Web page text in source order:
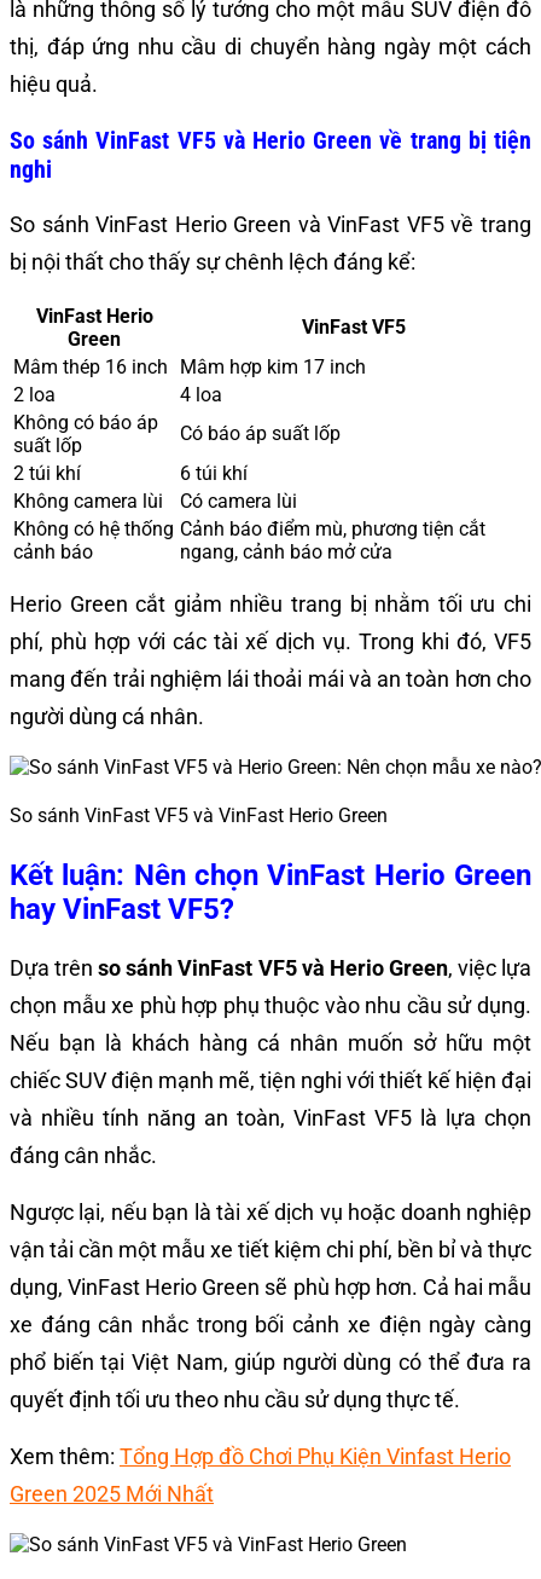
là những thông số lý tưởng cho một mẫu SUV điện đô
thị, đáp ứng nhu cầu di chuyển hàng ngày một cách
hiệu quả.
So sánh VinFast VF5 và Herio Green về trang bị tiện
nghi
So sánh VinFast Herio Green và VinFast VF5 về trang
bị nội thất cho thấy sự chênh lệch đáng kể:
VinFast Herio
Green
VinFast VF5
Mâm thép 16 inch
Mâm hợp kim 17 inch
2 loa
4 loa
Không có báo áp
suất lốp
Có báo áp suất lốp
2 túi khí
6 túi khí
Không camera lùi
Có camera lùi
Không có hệ thống
cảnh báo
Cảnh báo điểm mù, phương tiện cắt
ngang, cảnh báo mở cửa
Herio Green cắt giảm nhiều trang bị nhằm tối ưu chi
phí, phù hợp với các tài xế dịch vụ. Trong khi đó, VF5
mang đến trải nghiệm lái thoải mái và an toàn hơn cho
người dùng cá nhân.
So sánh VinFast VF5 và VinFast Herio Green
Kết luận: Nên chọn VinFast Herio Green
hay VinFast VF5?
Dựa trênso sánh VinFast VF5 và Herio Green, việc lựa
chọn mẫu xe phù hợp phụ thuộc vào nhu cầu sử dụng.
Nếu bạn là khách hàng cá nhân muốn sở hữu một
chiếc SUV điện mạnh mẽ, tiện nghi với thiết kế hiện đại
và nhiều tính năng an toàn, VinFast VF5 là lựa chọn
đáng cân nhắc.
Ngược lại, nếu bạn là tài xế dịch vụ hoặc doanh nghiệp
vận tải cần một mẫu xe tiết kiệm chi phí, bền bỉ và thực
dụng, VinFast Herio Green sẽ phù hợp hơn. Cả hai mẫu
xe đáng cân nhắc trong bối cảnh xe điện ngày càng
phổ biến tại Việt Nam, giúp người dùng có thể đưa ra
quyết định tối ưu theo nhu cầu sử dụng thực tế.
Xem thêm: Tổng Hợp đồ Chơi Phụ Kiện Vinfast Herio
Green 2025 Mới Nhất